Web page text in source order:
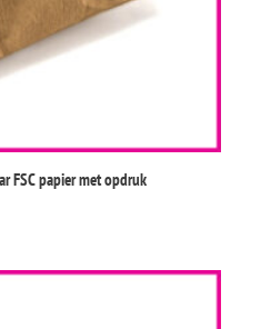
FSC papier met opdruk